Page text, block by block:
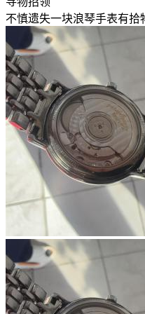
不慎遗失一块浪琴手表有